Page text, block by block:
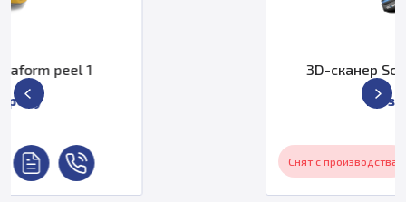
3D-сканер ScanTech KSCAN20